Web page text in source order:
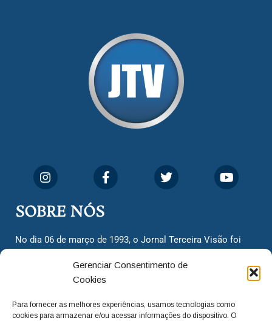
Gerenciar Consentimento de
Cookies
Para fornecer as melhores experiências, usamos tecnologias como
cookies para armazenar e/ou acessar informações do dispositivo. O
SOBRE NÓS
No dia 06 de março de 1993, o Jornal Terceira Visão foi
cidadãos valinhenses, já que naquela época só existiam
dois jornais. Há mais de 30 anos, o jornal continua
com o foco de trazer as melhores notícias. Nunca